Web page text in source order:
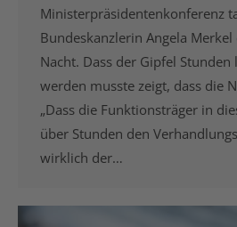
Ministerpräsidentenkonferenz
Bundeskanzlerin Angela
Nacht. Dass der Gipfel Stunden
werden musste zeigt, dass die
„Dass die Funktionsträger in
über Stunden den
wirklich der…